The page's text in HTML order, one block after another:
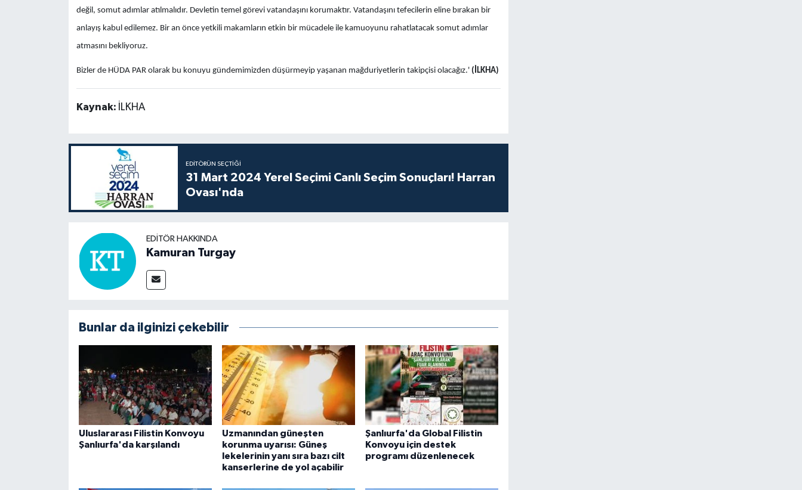
değil, somut adımlar atılmalıdır. Devletin temel görevi vatandaşını korumaktır. Vatandaşını tefecilerin eline bırakan bir
anlayış kabul edilemez. Bir an önce yetkili makamların etkin bir mücadele ile kamuoyunu rahatlatacak somut adımlar
atmasını bekliyoruz.
Bizler de HÜDA PAR olarak bu konuyu gündemimizden düşürmeyip yaşanan mağduriyetlerin takipçisi olacağız.'(İLKHA)
Kaynak: İLKHA
EDITÖRÜN SEÇTIĞI
31 Mart 2024 Yerel Seçimi Canlı Seçim Sonuçları! Harran
Ovası'nda
EDITÖR HAKKINDA
Kamuran Turgay
Bunlar da ilginizi çekebilir
Uluslararası Filistin Konvoyu
Şanlıurfa'da karşılandı
Uzmanından güneşten
korunma uyarısı: Güneş
lekelerinin yanı sıra bazı cilt
kanserlerine de yol açabilir
Şanlıurfa'da Global Filistin
Konvoyu için destek
programı düzenlenecek